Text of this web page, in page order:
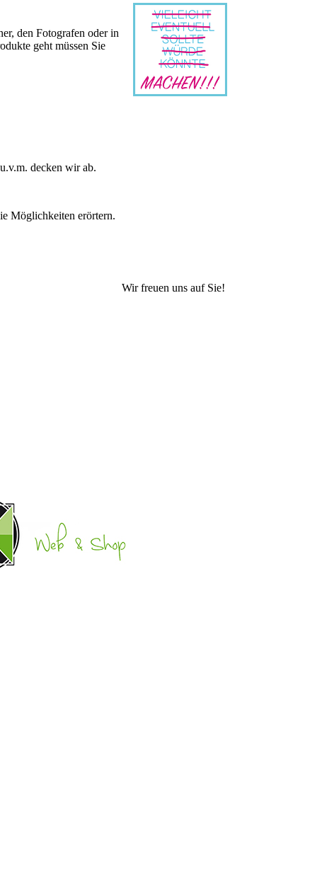
den Fotografen oder in
geht müssen Sie
decken wir ab.
Möglichkeiten erörtern.
Wir freuen uns auf Sie!